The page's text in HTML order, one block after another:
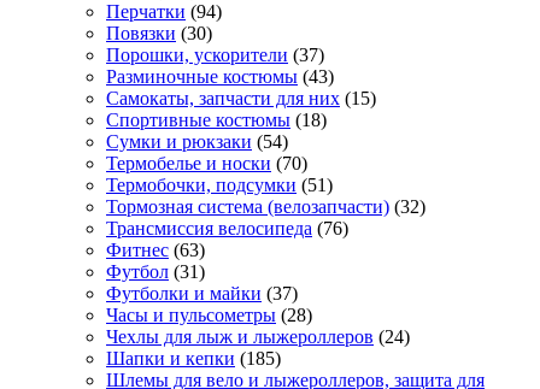
Перчатки (94)
Повязки (30)
Порошки, ускорители (37)
Разминочные костюмы (43)
Самокаты, запчасти для них (15)
Спортивные костюмы (18)
Сумки и рюкзаки (54)
Термобелье и носки (70)
Термобочки, подсумки (51)
Тормозная система (велозапчасти) (32)
Трансмиссия велосипеда (76)
Фитнес (63)
Футбол (31)
Футболки и майки (37)
Часы и пульсометры (28)
Чехлы для лыж и лыжероллеров (24)
Шапки и кепки (185)
Шлемы для вело и лыжероллеров, защита для